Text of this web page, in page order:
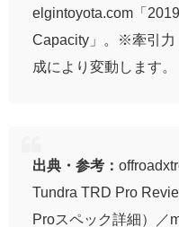
elgintoyota.com「
Capacity」。※牽引力
成により変動します。
出典・参考：
Tundra TRD Pro
Proスペック詳細）／